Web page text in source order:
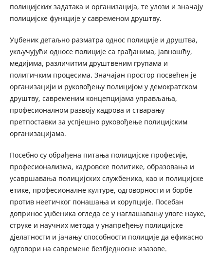
полицијских задатака и организација, те улози и значају
полицијске функције у савременом друштву.
Уџбеник детаљно разматра однос полиције и друштва,
укључујући односе полиције са грађанима, јавношћу,
медијима, различитим друштвеним групама и
политичким процесима. Значајан простор посвећен је
организацији и руковођењу полицијом у демократском
друштву, савременим концепцијама управљања,
професионалном развоју кадрова и стварању
претпоставки за успјешно руковођење полицијским
организацијама.
Посебно су обрађена питања полицијске професије,
професионализма, кадровске политике, образовања и
усавршавања полицијских службеника, као и полицијске
етике, професионалне културе, одговорности и борбе
против неетичког понашања и корупције. Посебан
допринос уџбеника огледа се у наглашавању улоге науке,
струке и научних метода у унапређењу полицијске
дјелатности и јачању способности полиције да ефикасно
одговори на савремене безбједносне изазове.